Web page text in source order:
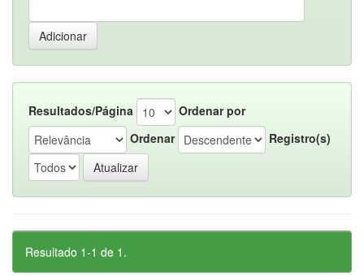
Resultados/Página
Ordenar por
Ordenar
Registro(s)
Resultado 1-1 de 1.